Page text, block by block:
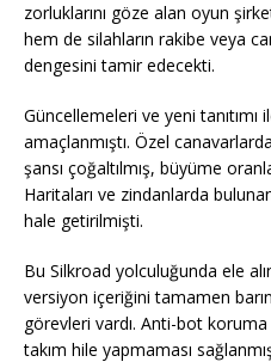
zorluklarını göze alan oyun
hem de silahların rakibe veya
dengesini tamir edecekti.
Güncellemeleri ve yeni tanıtımı
amaçlanmıştı. Özel
şansı çoğaltılmış, büyüme
Haritaları ve zindanlarda
hale getirilmişti.
Bu Silkroad yolculuğunda ele
versiyon içeriğini tamamen
görevleri vardı. Anti-bot
takım hile yapmaması